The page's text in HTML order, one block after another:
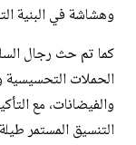
وهشاشة في البنية
كما تم حث رجال
الحملات التحسيسية
والفيضانات، مع
التنسيق المستمر